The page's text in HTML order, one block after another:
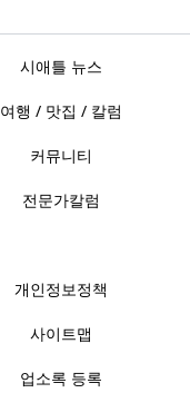
시애틀 뉴스
여행 / 맛집 / 칼럼
커뮤니티
전문가칼럼
개인정보정책
사이트맵
업소록 등록